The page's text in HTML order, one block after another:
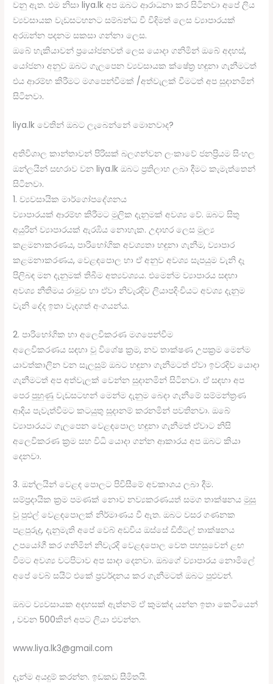
වනු ඇත. එම නිසා liya.lk අප ඔබට ආරාධනා කර සිටිනවා අපේ ලිය
ව්‍යවසායක වැඩසටහනට සම්බන්ධ වී විදිමත් ලෙස ව්‍යාපාරයක්
අරඹන්න පදනම සකසා ගන්නා ලෙස.
ඔබේ හැකියාවන් ප්‍රයෝජනවත් ලෙස යොදා ගනිමින් ඔබේ අදහස්,
යෝජනා අනුව ඔබට ගැලපෙන ව්‍යවසායක ක්ෂේත්‍ර හඳුනා ගැනීමටත්
එය ආරම්භ කිරීමට මගපෙන්වීමක් /අත්වැලක් වීමටත් අප සුදානමින්
සිටිනවා.
liya.lk වෙතින් ඔබට ලැබෙන්නේ මොනවාද?
අතිවිශාල කාන්තාවන් පිරිසක් බලගන්වන ලංකාවේ ජනප්‍රියම සිංහල
ඔන්ලයින් සඟරාව වන liya.lk ඔබට ප්‍රතිලාභ ලබා දීමට කැමැත්තෙන්
සිටිනවා.
1. ව්‍යවසායික මාර්ගෝපදේශනය
ව්‍යාපාරයක් ආරම්භ කිරීමට මුලික දැනුමක් අවශ්‍ය වේ. ඔබට සිතු
අයුරින් ව්‍යාපාරයක් ඇරඹිය නොහැක. උදාහර ලෙස මුල්‍ය
කළමනාකරණය, පාරිභෝගික අවශ්‍යතා හඳුනා ගැනීම, ව්‍යාපාර
කළමනාකරණය, වෙළඳපොල හා ඒ අනුව අවශ්‍ය සැපයුම වැනි දෑ
පිලිබඳ මන දැනුමක් තිබීම අත්‍යවශ්‍යය. එමෙන්ම ව්‍යාපාරය සඳහා
අවශ්‍ය නීතිමය රාමුව හා ඒවා නිවැරදිව ලියාපදිංචියට අවශ්‍ය දැනුම
වැනි දේද ඉතා වැදගත් අංගයන්ය.
2. පාරිභෝගික හා අලෙවිකරණ මගපෙන්වීම
අලෙවිකරණය සඳහා වූ විශේෂ ක්‍රම, නව තාක්ෂණ උපක්‍රම මෙන්ම
යාවත්කාලින වන සැලසුම් ඔබට හඳුනා ගැනීමටත් ඒවා ඉවරදිව යොදා
ගැනීමටත් අප අත්වැලක් වෙන්න සුදානමින් සිටිනවා. ඒ සඳහා අප
පෙර පුහුණු වැඩසටහන් මෙන්ම දැනුම බෙදා ගැනීමේ සම්මන්ත්‍රණ
ආදිය පැවැත්වීමට කටයුතු සුදානම් කරනමින් පවතිනවා. ඔබේ
ව්‍යාපාරයට ගැලපෙන වෙළඳපොල හඳුනා ගැනීමත් ඒවාට නිසි
අලෙවිකරණ ක්‍රම සහ විධි යොදා ගන්න ආකාරය අප ඔබට කියා
දෙනවා.
3. ඔන්ලයින් වෙළඳ පොලට පිවිසීමේ අවකාශය ලබා දීම.
සම්ප්‍රදායික ක්‍රම පමණක් නොව නව්‍යකරණයත් සමග තාක්ෂනය මුසු
වූ පුළුල් වෙළඳපොලක් නිර්මාණය වී ඇත. ඔබට වසර ගණනක
පළපුරුදු, දැනුමැති අපේ වෙබ් අඩවිය ඔස්සේ ඩිජිටල් තාක්ෂනය
උපයෝගී කර ගනිමින් නිවැරදි වෙළඳපොල වෙත පහසුවෙන් ළඟ
වීමට අවශ්‍ය වටපිටාව අප සාදා දෙනවා. ඔබගේ ව්‍යාපාරය නොමිලේ
අපේ වෙබ් සයිට් එකේ ප්‍රවර්දනය කර ගැනීමටත් ඔබට පුළුවන්.
ඔබට ව්‍යවසායක අදහසක් ඇත්නම් ඒ කුමක්ද යන්න ඉතා කෙටියෙන්
, වචන 500කින් අපට ලියා එවන්න.
www.liya.lk3@gmail.com
දැන්ම අයදුම් කරන්න. ඉඩකඩ සීමිතයි.